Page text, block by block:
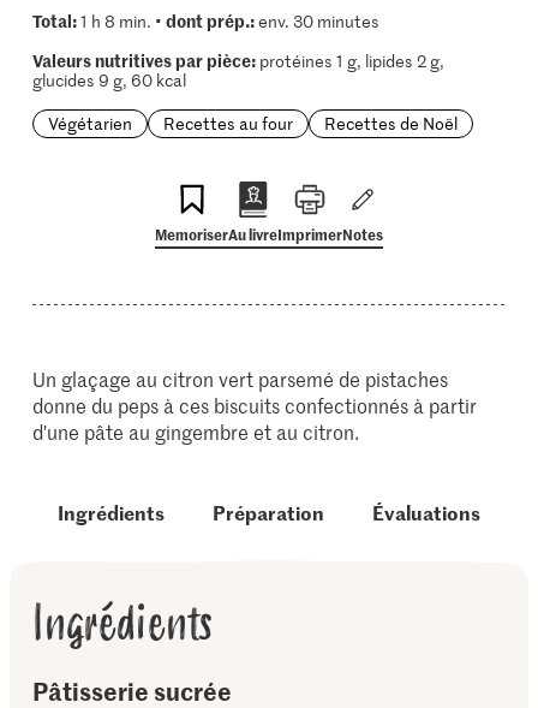
Total:1 h 8 min. • dont prép.:env. 30 minutes
Valeurs nutritives par pièce:protéines 1 g, lipides 2 g,
glucides 9 g, 60 kcal
Végétarien
Recettes au four Recettes de Noël
MemoriserAu livreImprimerNotes
Un glaçage au citron vert parsemé de pistaches
donne du peps à ces biscuits confectionnés à partir
d'une pâte au gingembre et au citron.
Ingrédients Préparation Évaluations
Ingrédients
Pâtisserie sucrée